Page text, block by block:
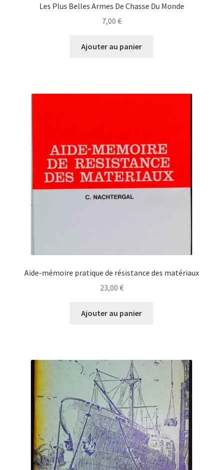
Les Plus Belles Armes De Chasse Du Monde
7,00 €
Ajouter au panier
Aide-mémoire pratique de résistance des matériaux
23,00 €
Ajouter au panier